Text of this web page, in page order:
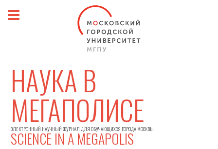
НАУКА В
МЕГАПОЛИСЕ
ЭЛЕКТРОННЫЙ НАУЧНЫЙ ЖУРНАЛ ДЛЯ ОБУЧАЮЩИХСЯ ГОРОДА МОСКВЫ
SCIENCE IN A MEGAPOLIS